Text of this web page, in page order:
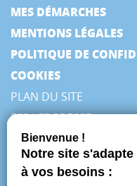
MES DÉMARCHES
MENTIONS LÉGALES
POLITIQUE DE
COOKIES
PLAN DU SITE
ESPACE PRESSE